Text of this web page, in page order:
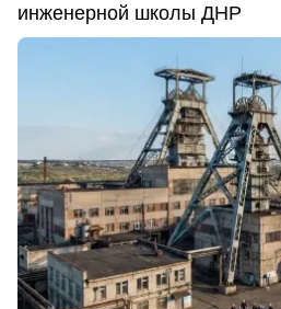
инженерной школы ДНР